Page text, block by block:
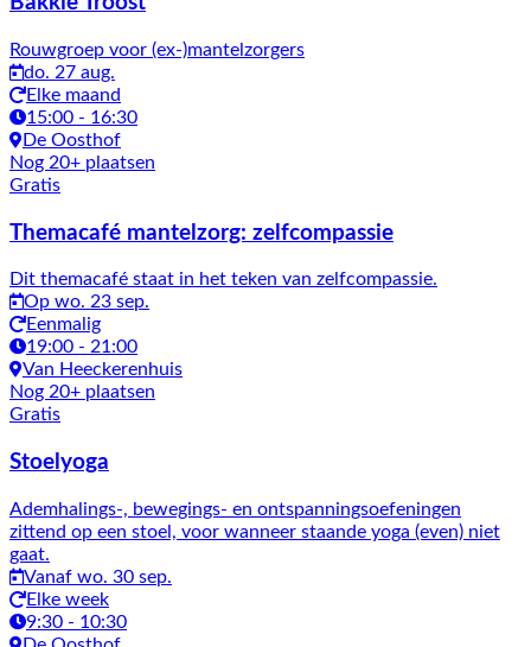
Rouwgroep voor (ex-)mantelzorgers
do. 27 aug.
Elke maand
15:00 - 16:30
De Oosthof
Nog 20+ plaatsen
Gratis
Themacafé mantelzorg: zelfcompassie
Dit themacafé staat in het teken van zelfcompassie.
Op wo. 23 sep.
Eenmalig
19:00 - 21:00
Van Heeckerenhuis
Nog 20+ plaatsen
Gratis
Stoelyoga
Ademhalings-, bewegings- en ontspanningsoefeningen
zittend op een stoel, voor wanneer staande yoga (even) niet
gaat.
Vanaf wo. 30 sep.
Elke week
9:30 - 10:30